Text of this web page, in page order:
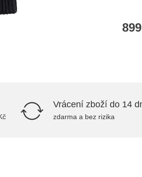
Vrácení zboží do 14
zdarma a bez rizika